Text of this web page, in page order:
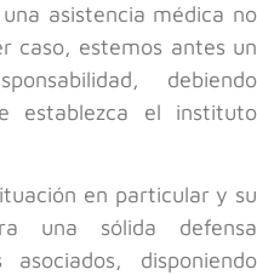
asistencia médica no
caso, estemos antes un
debiendo
establezca el instituto
en particular y su
una sólida defensa
disponiendo